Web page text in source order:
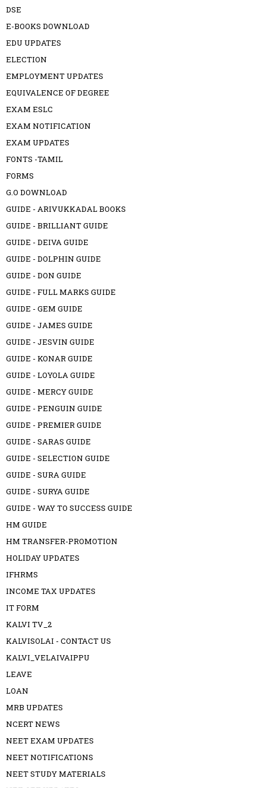
DSE
E-BOOKS DOWNLOAD
EDU UPDATES
ELECTION
EMPLOYMENT UPDATES
EQUIVALENCE OF DEGREE
EXAM ESLC
EXAM NOTIFICATION
EXAM UPDATES
FONTS -TAMIL
FORMS
G.O DOWNLOAD
GUIDE - ARIVUKKADAL BOOKS
GUIDE - BRILLIANT GUIDE
GUIDE - DEIVA GUIDE
GUIDE - DOLPHIN GUIDE
GUIDE - DON GUIDE
GUIDE - FULL MARKS GUIDE
GUIDE - GEM GUIDE
GUIDE - JAMES GUIDE
GUIDE - JESVIN GUIDE
GUIDE - KONAR GUIDE
GUIDE - LOYOLA GUIDE
GUIDE - MERCY GUIDE
GUIDE - PENGUIN GUIDE
GUIDE - PREMIER GUIDE
GUIDE - SARAS GUIDE
GUIDE - SELECTION GUIDE
GUIDE - SURA GUIDE
GUIDE - SURYA GUIDE
GUIDE - WAY TO SUCCESS GUIDE
HM GUIDE
HM TRANSFER-PROMOTION
HOLIDAY UPDATES
IFHRMS
INCOME TAX UPDATES
IT FORM
KALVI TV_2
KALVISOLAI - CONTACT US
KALVI_VELAIVAIPPU
LEAVE
LOAN
MRB UPDATES
NCERT NEWS
NEET EXAM UPDATES
NEET NOTIFICATIONS
NEET STUDY MATERIALS